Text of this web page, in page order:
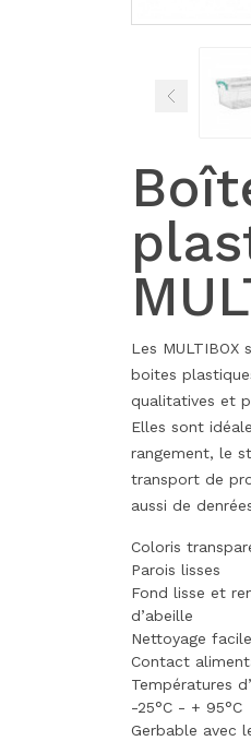
Les MULTIBOX
boites
qualitatives et
Elles sont
rangement, le
transport de
aussi de
Coloris
Parois lisses
Fond lisse et
d’abeille
Nettoyage facile
Contact
Températures
-25°C - + 95°C
Gerbable avec